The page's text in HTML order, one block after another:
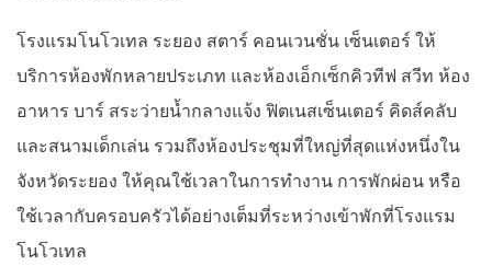
โรงแรมโนโวเทล ระยอง สตาร์ คอนเวนชั่น เซ็นเตอร์ ให้
บริการห้องพักหลายประเภท และห้องเอ็กเซ็กคิวทีฟ สวีท ห้อง
อาหาร บาร์ สระว่ายน้ำกลางแจ้ง ฟิตเนสเซ็นเตอร์ คิดส์คลับ
และสนามเด็กเล่น รวมถึงห้องประชุมที่ใหญ่ที่สุดแห่งหนึ่งใน
จังหวัดระยอง ให้คุณใช้เวลาในการทำงาน การพักผ่อน หรือ
ใช้เวลากับครอบครัวได้อย่างเต็มที่ระหว่างเข้าพักที่โรงแรม
โนโวเทล